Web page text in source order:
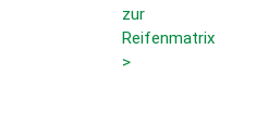
zur
Reifenmatrix
>